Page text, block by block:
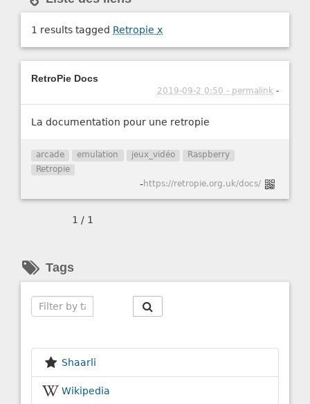
1 results tagged Retropie x
RetroPie Docs
2019-09-2 0:50 - permalink -
La documentation pour une retropie
arcade emulation jeux_vidéo
Raspberry
Retropie
-https://retropie.org.uk/docs/
1 / 1
Tags
Shaarli
Wikipedia